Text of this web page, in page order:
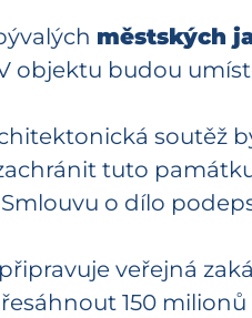
městských
V objektu budou
soutěž
tuto
o dílo
veřejná
150